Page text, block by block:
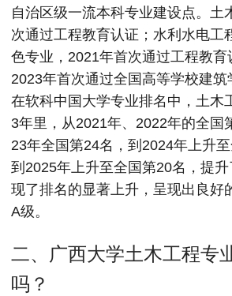
自治区级一流本科专业建设点。土
次通过工程教育认证；水利水电工
色专业，2021年首次通过工程教
2023年首次通过全国高等学校建筑
在软科中国大学专业排名中，土木
3年里，从2021年、2022年的全国
23年全国第24名，到2024年上升
到2025年上升至全国第20名，提
现了排名的显著上升，呈现出良好
A级。
二、广西大学土木工程专
吗？